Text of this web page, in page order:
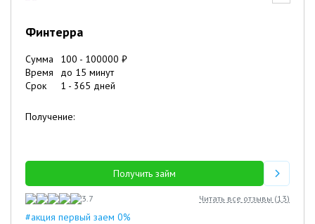
Финтерра
Сумма 100 - 100000 ₽
Время
до 15 минут
Срок
1 - 365 дней
Получение:
Получить займ
3.7 Читать все отзывы (13)
#акция первый заем 0%